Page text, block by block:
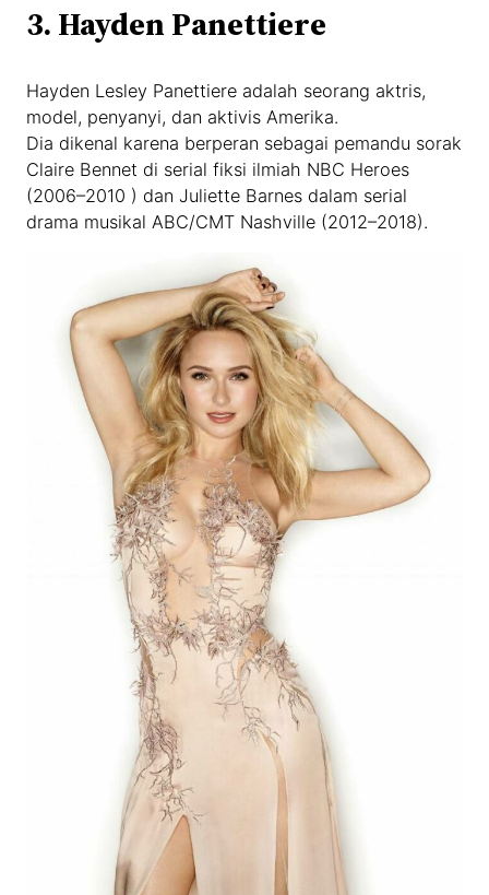
3. Hayden Panettiere
Hayden Lesley Panettiere adalah seorang aktris,
model, penyanyi, dan aktivis Amerika.
Dia dikenal karena berperan sebagai pemandu sorak
Claire Bennet di serial fiksi ilmiah NBC Heroes
(2006–2010 ) dan Juliette Barnes dalam serial
drama musikal ABC/CMT Nashville (2012–2018).